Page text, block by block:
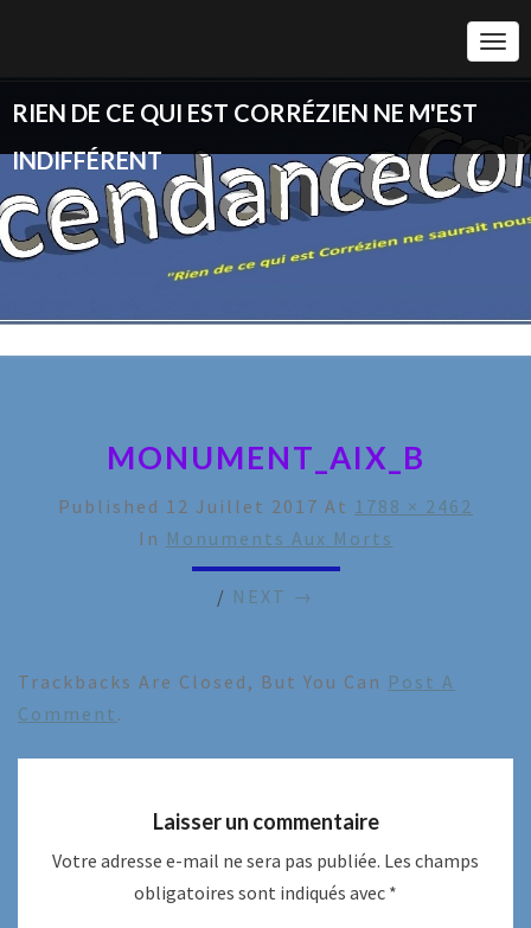
RIEN DE CE QUI EST CORRÉZIEN NE M'EST
INDIFFÉRENT
MONUMENT_AIX_B
Published 12 Juillet 2017 At 1788 × 2462
In Monuments Aux Morts
/ NEXT →
Trackbacks Are Closed, But You Can Post A
Comment .
Laisser un commentaire
Votre adresse e-mail ne sera pas publiée. Les champs
obligatoires sont indiqués avec *